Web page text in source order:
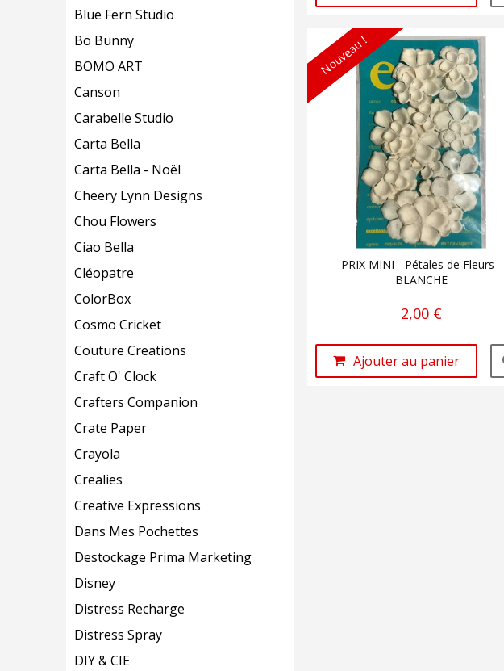
Blue Fern Studio
Bo Bunny
BOMO ART
Canson
Carabelle Studio
Carta Bella
Carta Bella - Noël
Cheery Lynn Designs
Chou Flowers
Ciao Bella
Cléopatre
ColorBox
Cosmo Cricket
Couture Creations
Craft O' Clock
Crafters Companion
Crate Paper
Crayola
Crealies
Creative Expressions
Dans Mes Pochettes
Destockage Prima Marketing
Disney
Distress Recharge
Distress Spray
DIY & CIE
Nouveau !
PRIX MINI - Pétales de Fleurs -
BLANCHE
2,00 €
Ajouter au panier